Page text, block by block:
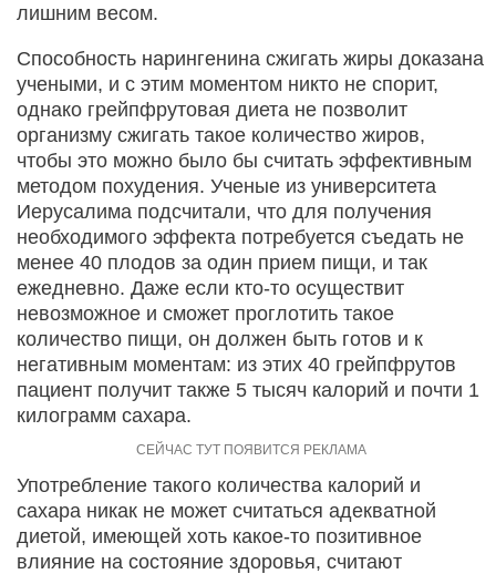
лишним весом.
Способность нарингенина сжигать жиры доказана
учеными, и с этим моментом никто не спорит,
однако грейпфрутовая диета не позволит
организму сжигать такое количество жиров,
чтобы это можно было бы считать эффективным
методом похудения. Ученые из университета
Иерусалима подсчитали, что для получения
необходимого эффекта потребуется съедать не
менее 40 плодов за один прием пищи, и так
ежедневно. Даже если кто-то осуществит
невозможное и сможет проглотить такое
количество пищи, он должен быть готов и к
негативным моментам: из этих 40 грейпфрутов
пациент получит также 5 тысяч калорий и почти 1
килограмм сахара.
Употребление такого количества калорий и
сахара никак не может считаться адекватной
диетой, имеющей хоть какое-то позитивное
влияние на состояние здоровья, считают